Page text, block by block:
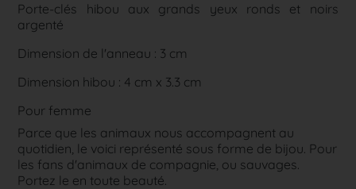
Porte-clés hibou aux grands yeux ronds et noirs
argenté
Dimension de l'anneau : 3 cm
Dimension hibou : 4 cm x 3.3 cm
Pour femme
Parce que les animaux nous accompagnent au
quotidien, le voici représenté sous forme de bijou. Pour
les fans d'animaux de compagnie, ou sauvages.
Portez le en toute beauté.